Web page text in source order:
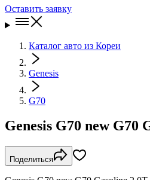
Оставить заявку
Каталог авто из Кореи
Genesis
G70
Genesis G70 new G70
Поделиться